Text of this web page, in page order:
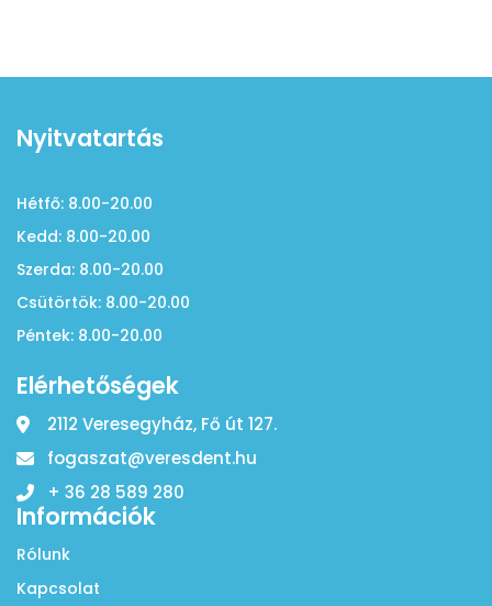
Nyitvatartás
Hétfő: 8.00-20.00
Kedd: 8.00-20.00
Szerda: 8.00-20.00
Csütörtök: 8.00-20.00
Péntek: 8.00-20.00
Elérhetőségek
2112 Veresegyház, Fő út 127.
fogaszat@veresdent.hu
+ 36 28 589 280
Információk
Rólunk
Kapcsolat